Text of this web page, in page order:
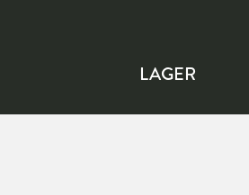
LAGER
Köpetorpsgatan